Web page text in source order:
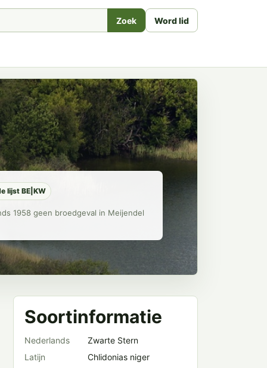
Zoek Word lid
lijst BE|KW
1958 geen broedgeval in Meijendel
Soortinformatie
Nederlands
Zwarte Stern
Latijn
Chlidonias niger